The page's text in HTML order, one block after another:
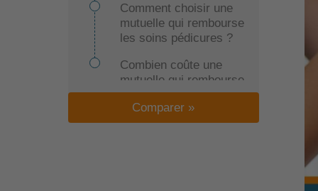
Comment choisir une
mutuelle qui rembourse
les soins pédicures ?
Combien coûte une
mutuelle qui rembourse
les soins pédicures ?
Comparer »